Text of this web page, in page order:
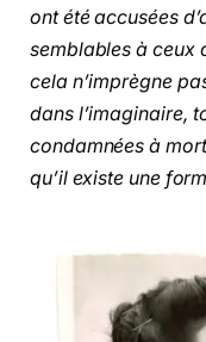
ont été accusées
semblables à ceux
cela n’imprègne
dans l’imaginaire,
condamnées à
qu’il existe une